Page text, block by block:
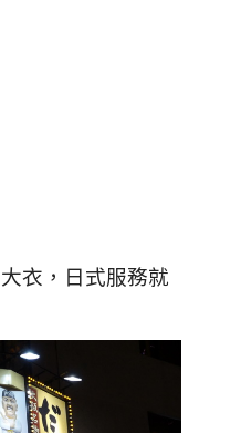
衣，日式服務就